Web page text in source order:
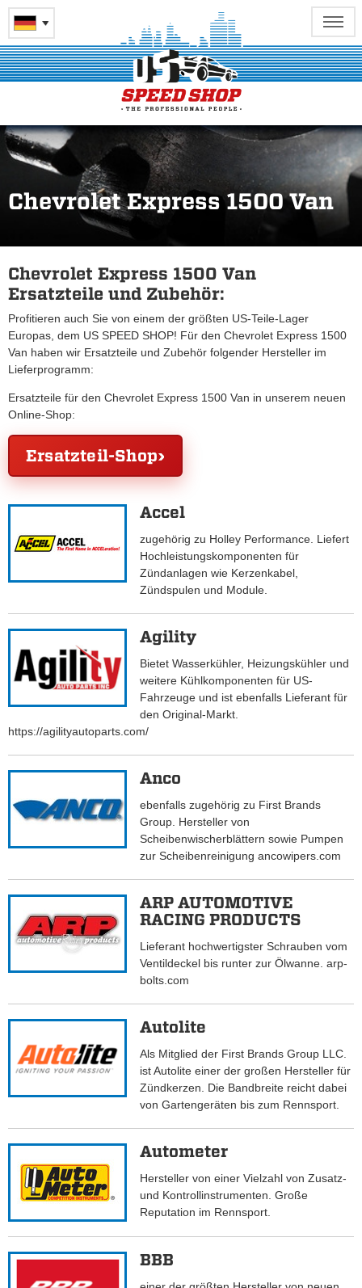
Chevrolet Express 1500 Van
Chevrolet Express 1500 Van
Ersatzteile und Zubehör:
Profitieren auch Sie von einem der größten US-Teile-Lager
Europas, dem US SPEED SHOP! Für den Chevrolet Express 1500
Van haben wir Ersatzteile und Zubehör folgender Hersteller im
Lieferprogramm:
Ersatzteile für den Chevrolet Express 1500 Van in unserem neuen
Online-Shop:
Ersatzteil-Shop
Accel
zugehörig zu Holley Performance. Liefert
Hochleistungskomponenten für
Zündanlagen wie Kerzenkabel,
Zündspulen und Module.
Agility
Bietet Wasserkühler, Heizungskühler und
weitere Kühlkomponenten für US-
Fahrzeuge und ist ebenfalls Lieferant für
den Original-Markt.
https://agilityautoparts.com/
Anco
ebenfalls zugehörig zu First Brands
Group. Hersteller von
Scheibenwischerblättern sowie Pumpen
zur Scheibenreinigung ancowipers.com
ARP AUTOMOTIVE
RACING PRODUCTS
Lieferant hochwertigster Schrauben vom
Ventildeckel bis runter zur Ölwanne. arp-
bolts.com
Autolite
Als Mitglied der First Brands Group LLC.
ist Autolite einer der großen Hersteller für
Zündkerzen. Die Bandbreite reicht dabei
von Gartengeräten bis zum Rennsport.
Autometer
Hersteller von einer Vielzahl von Zusatz-
und Kontrollinstrumenten. Große
Reputation im Rennsport.
BBB